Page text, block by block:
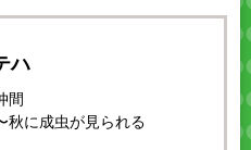
ハ
間
秋に成虫が見られる